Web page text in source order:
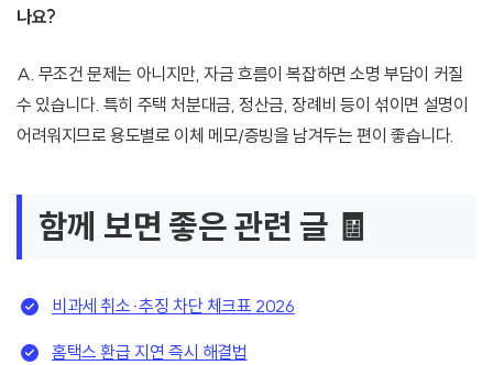
나요?
A. 무조건 문제는 아니지만, 자금 흐름이 복잡하면 소명 부담이 커질
수 있습니다. 특히 주택 처분대금, 정산금, 장례비 등이 섞이면 설명이
어려워지므로 용도별로 이체 메모/증빙을 남겨두는 편이 좋습니다.
함께 보면 좋은 관련 글 🧾
비과세 취소·추징 차단 체크표 2026
홈택스 환급 지연 즉시 해결법